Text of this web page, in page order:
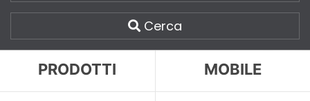
Cerca
PRODOTTI MOBILE